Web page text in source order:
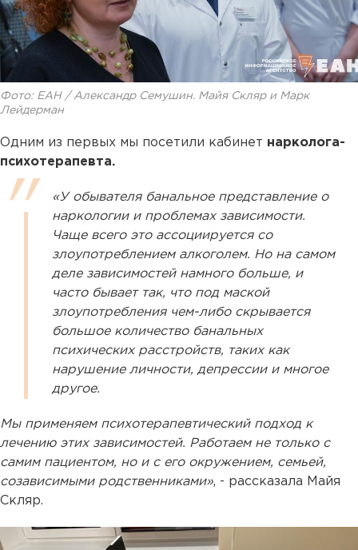
Фото: ЕАН / Александр Семушин. Майя Скляр и Марк
Лейдерман
Одним из первых мы посетили кабинет нарколога-
психотерапевта.
«У обывателя банальное представление о
наркологии и проблемах зависимости.
Чаще всего это ассоциируется со
злоупотреблением алкоголем. Но на самом
деле зависимостей намного больше, и
часто бывает так, что под маской
злоупотребления чем-либо скрывается
большое количество банальных
психических расстройств, таких как
нарушение личности, депрессии и многое
другое.
Мы применяем психотерапевтический подход к
лечению этих зависимостей. Работаем не только с
самим пациентом, но и с его окружением, семьей,
созависимыми родственниками», - рассказала Майя
Скляр.